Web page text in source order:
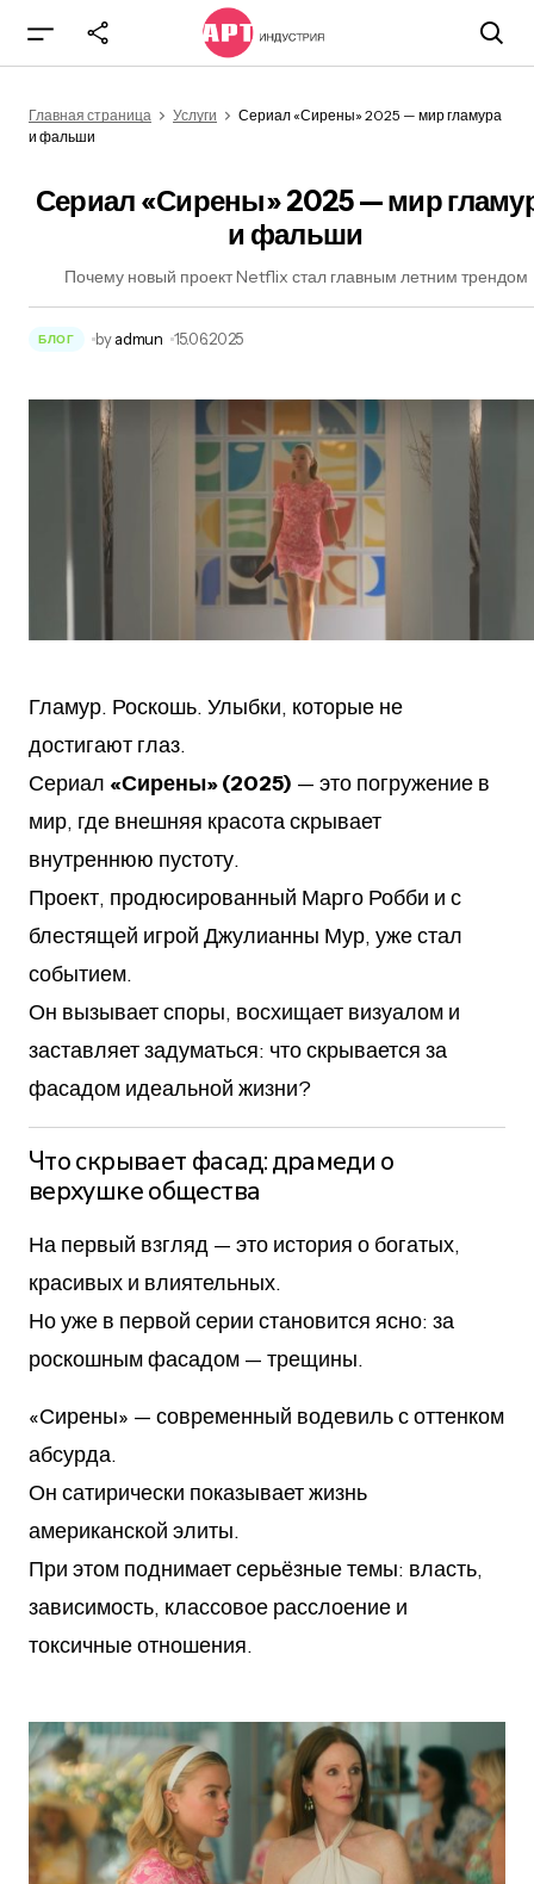
фальши
Главная страница Услуги
Сериал «Сирены» 2025 — мир гламура
и фальши
Сериал «Сирены» 2025 — мир
и фальши
Почему новый проект Netflix стал главным летним трендом
БЛОГ by admun 15.06.2025
Гламур. Роскошь. Улыбки, которые не
достигают глаз.
Сериал «Сирены» (2025) — это погружение в
мир, где внешняя красота скрывает
внутреннюю пустоту.
Проект, продюсированный Марго Робби и с
блестящей игрой Джулианны Мур, уже стал
событием.
Он вызывает споры, восхищает визуалом и
заставляет задуматься: что скрывается за
фасадом идеальной жизни?
Что скрывает фасад: драмеди о
верхушке общества
На первый взгляд — это история о богатых,
красивых и влиятельных.
Но уже в первой серии становится ясно: за
роскошным фасадом — трещины.
«Сирены» — современный водевиль с оттенком
абсурда.
Он сатирически показывает жизнь
американской элиты.
При этом поднимает серьёзные темы: власть,
зависимость, классовое расслоение и
токсичные отношения.